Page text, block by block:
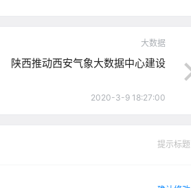
大数据
陕西推动西安气象大数据中心建设
2020-3-9 18:27:00
提示标题